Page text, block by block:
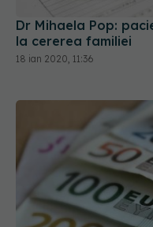
Dr Mihaela Pop:
la cererea familiei
18 ian 2020, 11:36